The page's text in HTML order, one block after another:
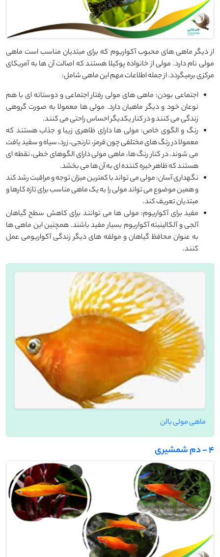
از دیگر ماهی های محبوب آکواریوم که برای مبتدیان مناسب است ماهی
مولی نام دارد. مولی از خانواده پوکیلا هستند که اصالت آن ها به آمریکای
مرکزی برمیگردد. از جمله اطلاعات مهم این ماهی شامل:
اجتماعی بودن: ماهی های مولی رفتار اجتماعی و دوستانه ای با هم
نوعان خود و دیگر ماهیان دارد. مولی ها معمولا به صورت گروهی
زندگی می کنند و در کنار یکدیگر احساس راحتی می کنند.
رنگ و الگوی خاص: مولی ها دارای ظاهری زیبا و جذاب هستند که
معمولا در رنگ های مختلفی چون قرمز، نارنجی، زرد، سیاه و سفید یافت
می شوند. در کنار رنگ ها، ماهی مولی دارای الگوهای خطی، نقطه ای
هستند که ظاهر خیره کننده ای به آن ها می بخشد.
نگهداری آسان: مولی می تواند با کمترین میزان توجه و مراقبت رشد کند
و همین موضوع می تواند مولی را به یک ماهی مناسب برای تازه کارها و
مبتدیان تعریف کند.
مفید برای آکواریوم: مولی ها می توانند برای کاهش سطح گیاهان
آلجی و آلکالینیته آکواریوم بسیار مفید باشند. همچنین این ماهی ها
به عنوان محافظ گیاهان و مولفه های دیگر زندگی آکواریومی عمل
کنند.
ماهی مولی بالن
4 - دم شمشیری